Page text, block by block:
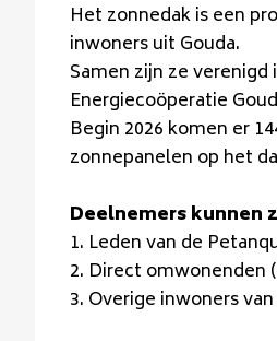
Het zonnedak is een
inwoners uit Gouda.
Samen zijn ze verenigd
Energiecoöperatie
Begin 2026 komen er
zonnepanelen op het
Deelnemers kunnen
1. Leden van de
2. Direct omwonenden
3. Overige inwoners